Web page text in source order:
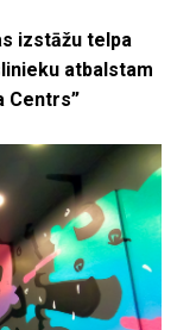
izstāžu telpa
atbalstam
Centrs”